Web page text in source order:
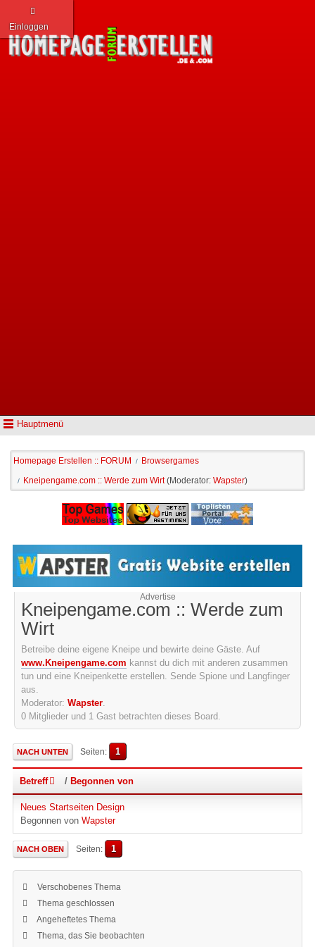
Hauptmenü
Einloggen
Homepage Erstellen :: FORUM / Browsergames
/ Kneipengame.com :: Werde zum Wirt (Moderator: Wapster)
Advertise
Kneipengame.com :: Werde zum
Wirt
Betreibe deine eigene Kneipe und bewirte deine Gäste. Auf
www.Kneipengame.com kannst du dich mit anderen zusammen
tun und eine Kneipenkette erstellen. Sende Spione und Langfinger
aus.
Moderator: Wapster.
0 Mitglieder und 1 Gast betrachten dieses Board.
NACH UNTEN Seiten 1
Betreff / Begonnen von
Neues Startseiten Design
Begonnen von Wapster
NACH OBEN Seiten 1
Verschobenes Thema
Thema geschlossen
Angeheftetes Thema
Thema, das Sie beobachten